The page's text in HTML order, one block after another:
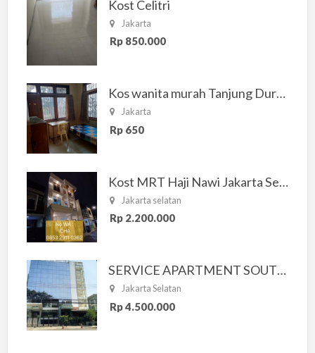
Kost Celitri
Jakarta
Rp 850.000
Kos wanita murah Tanjung Duren Jakarta Barat
Jakarta
Rp 650
Kost MRT Haji Nawi Jakarta Selatan
Jakarta selatan
Rp 2.200.000
SERVICE APARTMENT SOUTH RESIDENCE
Jakarta Selatan
Rp 4.500.000